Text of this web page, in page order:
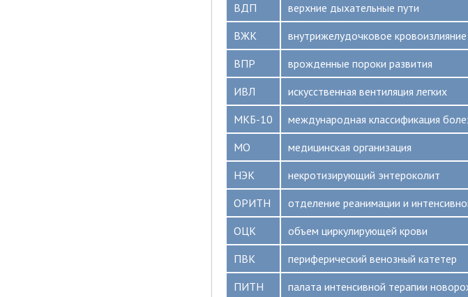
ВДП
верхние дыхательные пути
ВЖК
внутрижелудочковое кровоизлияние
ВПР
врожденные пороки развития
ИВЛ
искусственная вентиляция легких
МКБ-10
международная классификация
МО
медицинская организация
НЭК
некротизирующий энтероколит
ОРИТН
отделение реанимации и
ОЦК
объем циркулирующей крови
ПВК
периферический венозный катетер
ПИТН
палата интенсивной терапии